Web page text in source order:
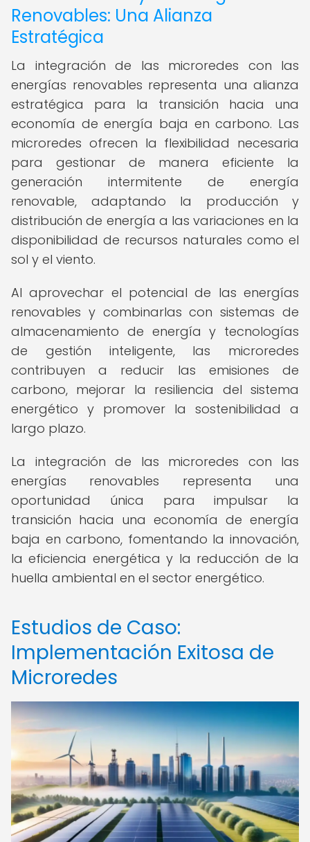
Renovables: Una Alianza
Estratégica
La integración de las microredes con las
energías renovables representa una alianza
estratégica para la transición hacia una
economía de energía baja en carbono. Las
microredes ofrecen la flexibilidad necesaria
para gestionar de manera eficiente la
generación intermitente de energía
renovable, adaptando la producción y
distribución de energía a las variaciones en la
disponibilidad de recursos naturales como el
sol y el viento.
Al aprovechar el potencial de las energías
renovables y combinarlas con sistemas de
almacenamiento de energía y tecnologías
de gestión inteligente, las microredes
contribuyen a reducir las emisiones de
carbono, mejorar la resiliencia del sistema
energético y promover la sostenibilidad a
largo plazo.
La integración de las microredes con las
energías renovables representa una
oportunidad única para impulsar la
transición hacia una economía de energía
baja en carbono, fomentando la innovación,
la eficiencia energética y la reducción de la
huella ambiental en el sector energético.
Estudios de Caso:
Implementación Exitosa de
Microredes